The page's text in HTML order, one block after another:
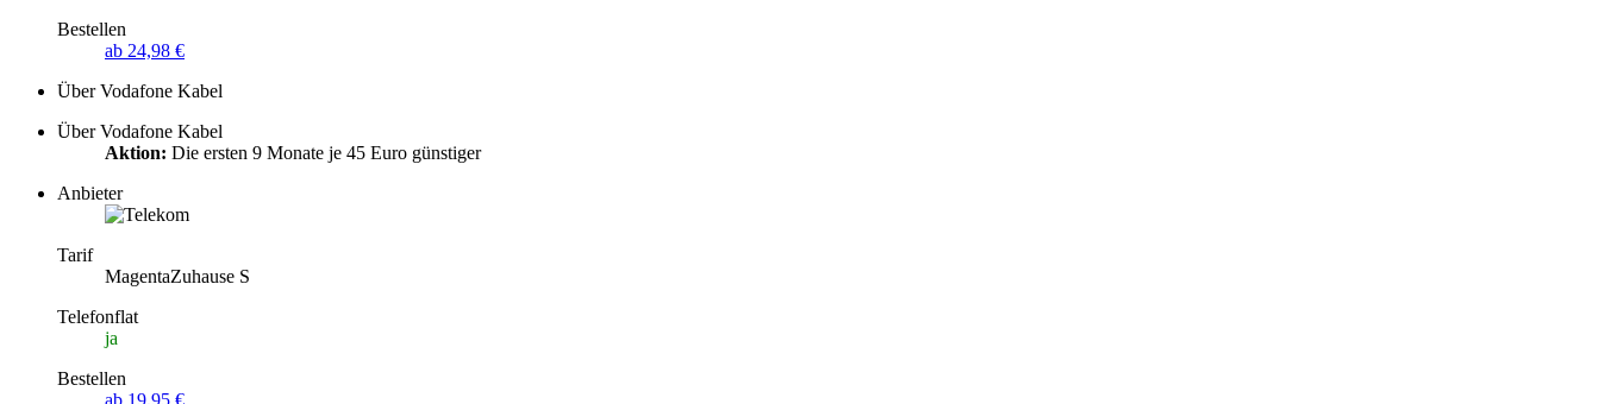
Bestellen
ab 24,98 €
Über Vodafone Kabel
Über Vodafone Kabel
Aktion: Die ersten 9 Monate je 45 Euro günstiger
Anbieter
Tarif
MagentaZuhause S
Telefonflat
ja
Bestellen
ab 19,95 €